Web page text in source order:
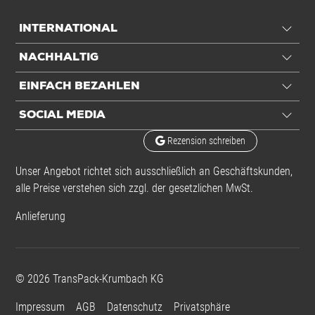
Volumengewicht
Anwendung
Für Porto
Paket 10 kg
Paket 5 kg
Paket XL
Füllvolumen 28 ltr
INTERNATIONAL
NACHHALTIG
EINFACH BEZAHLEN
SOCIAL MEDIA
Rezension schreiben
Unser Angebot richtet sich ausschließlich an Geschäftskunden,
alle Preise verstehen sich zzgl. der gesetzlichen MwSt.
Anlieferung
© 2026 TransPack-Krumbach KG
Impressum AGB Datenschutz Privatsphäre